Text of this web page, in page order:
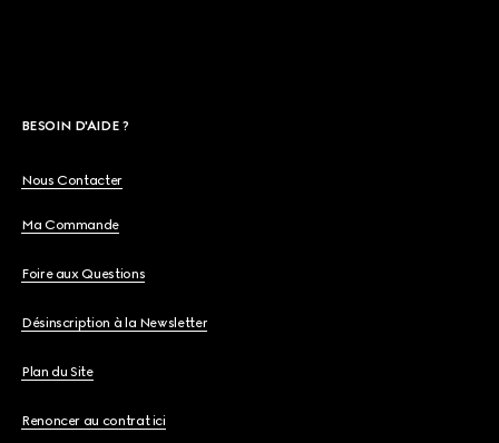
BESOIN D'AIDE ?
Nous Contacter
Ma Commande
Foire aux Questions
Désinscription à la Newsletter
Plan du Site
Renoncer au contrat ici